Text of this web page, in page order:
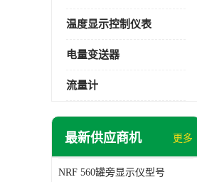
温度显示控制仪表
电量变送器
流量计
最新供应商机 更多
NRF 560罐旁显示仪型号